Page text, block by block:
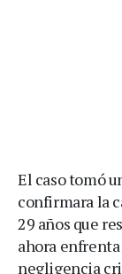
El caso tomó
confirmara la
29 años que
ahora
negligencia